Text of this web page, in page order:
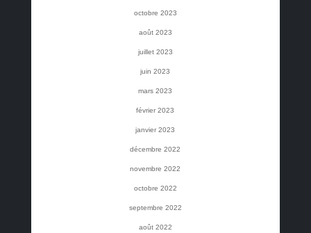
octobre 2023
août 2023
juillet 2023
juin 2023
mars 2023
février 2023
janvier 2023
décembre 2022
novembre 2022
octobre 2022
septembre 2022
août 2022